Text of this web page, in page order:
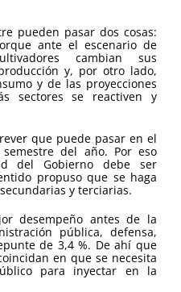
pueden pasar dos cosas:
ante el escenario de
cambian sus
y, por otro lado,
y de las proyecciones
sectores se reactiven y
que puede pasar en el
del año. Por eso
del Gobierno debe ser
propuso que se haga
y terciarias.
desempeño antes de la
pública, defensa,
de 3,4 %. De ahí que
en que se necesita
para inyectar en la